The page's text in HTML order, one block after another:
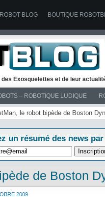
BLOG BOUTIQUE
des Exosquelettes et de leur
– ROBOTIQUE LUDIQUE
le robot bipède de Boston
un résumé des news
de Boston
2009